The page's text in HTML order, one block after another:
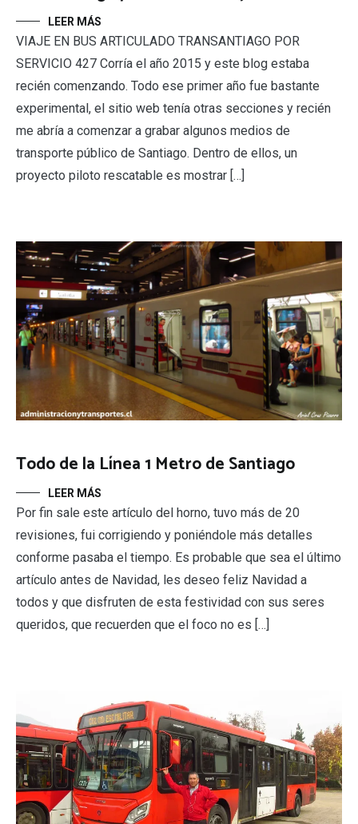
LEER MÁS
VIAJE EN BUS ARTICULADO TRANSANTIAGO POR
SERVICIO 427 Corría el año 2015 y este blog estaba
recién comenzando. Todo ese primer año fue bastante
experimental, el sitio web tenía otras secciones y recién
me abría a comenzar a grabar algunos medios de
transporte público de Santiago. Dentro de ellos, un
proyecto piloto rescatable es mostrar […]
Todo de la Línea 1 Metro de Santiago
LEER MÁS
Por fin sale este artículo del horno, tuvo más de 20
revisiones, fui corrigiendo y poniéndole más detalles
conforme pasaba el tiempo. Es probable que sea el último
artículo antes de Navidad, les deseo feliz Navidad a
todos y que disfruten de esta festividad con sus seres
queridos, que recuerden que el foco no es […]